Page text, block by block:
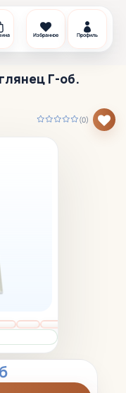
Избранное Профиль
Г-об.
(0)